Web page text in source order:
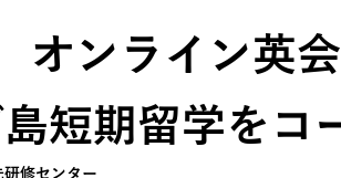
オンライン英
短期留学をコ
研修センター